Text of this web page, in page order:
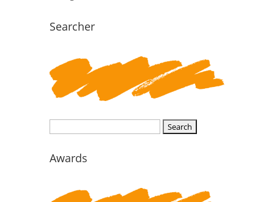
Searcher
Awards